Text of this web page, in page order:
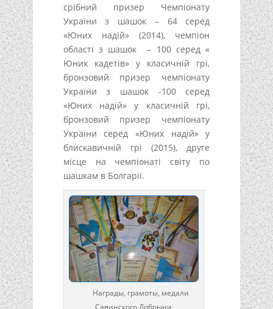
срібний призер Чемпіонату
України з шашок – 64 серед
«Юних надій» (2014), чемпіон
області з шашок – 100 серед «
Юних кадетів» у класичній грі,
бронзовий призер чемпіонату
України з шашок -100 серед
«Юних надій» у класичній грі,
бронзовий призер чемпіонату
України серед «Юних надій» у
блискавичній грі (2015), друге
місце на чемпіонаті світу по
шашкам в Болгарії.
Награды, грамоты, медали